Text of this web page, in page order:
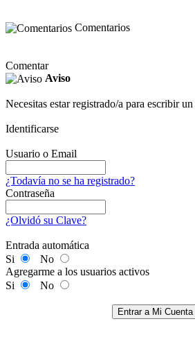
Comentarios
Comentar
Aviso
Necesitas estar registrado/a para escribir
Identificarse
Usuario o Email
¿Todavía no se ha registrado?
Contraseña
¿Olvidó su Clave?
Entrada automática
Si
No
Agregarme a los usuarios activos
Si
No
Entrar a Mi Cuenta